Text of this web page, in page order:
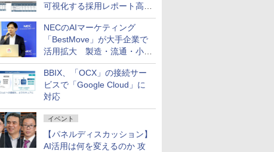
可視化する採用レポート高速
化サービスを提供
NECのAIマーケティング
「BestMove」が大手企業で
活用拡大 製造・流通・小売
企業・広告代理店などが実装
フェーズへ
BBIX、「OCX」の接続サー
ビスで「Google Cloud」に
対応
イベント
【パネルディスカッション】
AI活用は何を変えるのか 攻